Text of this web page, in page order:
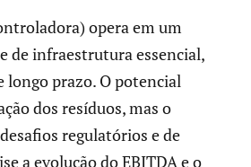
opera em um
de infraestrutura essencial,
longo prazo. O potencial
dos resíduos, mas o
regulatórios e de
a evolução do EBITDA e o